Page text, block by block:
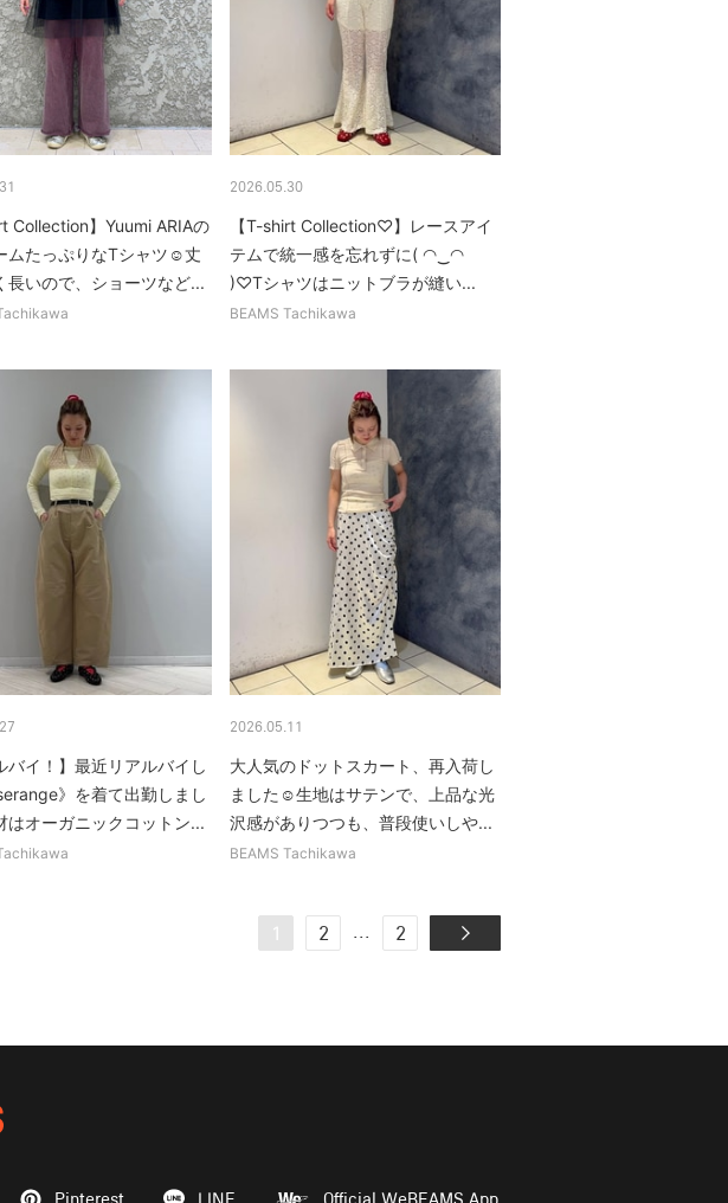
Collection】Yuumi ARIAの
ムたっぷりなTシャツ☺︎丈
長いので、ショーツなど...
2026.05.30
【T-shirt Collection♡】レースアイ
テムで統一感を忘れずに( ◠‿◠
)♡Tシャツはニットブラが縫い...
BEAMS Tachikawa
バイ！】最近リアルバイし
》を着て出勤しまし
オーガニックコットン...
2026.05.11
大人気のドットスカート、再入荷し
ました☺︎生地はサテンで、上品な光
沢感がありつつも、普段使いしや...
BEAMS Tachikawa
1 2 ... 2